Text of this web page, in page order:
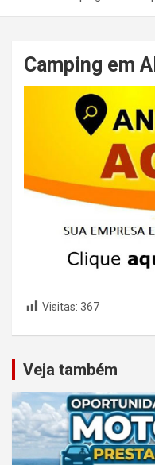
Camping em
Visitas: 367
Veja também